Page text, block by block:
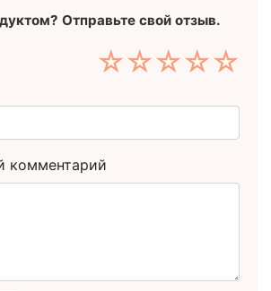
Отправьте свой отзыв.
☆
☆
☆
☆
☆
комментарий